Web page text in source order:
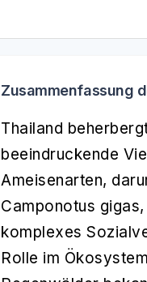
Zusammenfassung
Thailand
beeindruckende
Ameisenarten,
Camponotus
komplexes
Rolle im